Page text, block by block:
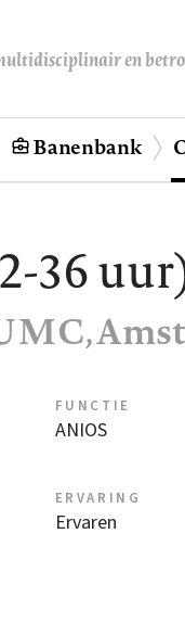
en
Banenbank
36
FUNCTIE
ANIOS
ERVARING
Ervaren